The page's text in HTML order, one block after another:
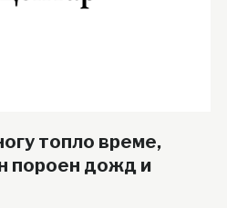
топло време,
пороен дожд и